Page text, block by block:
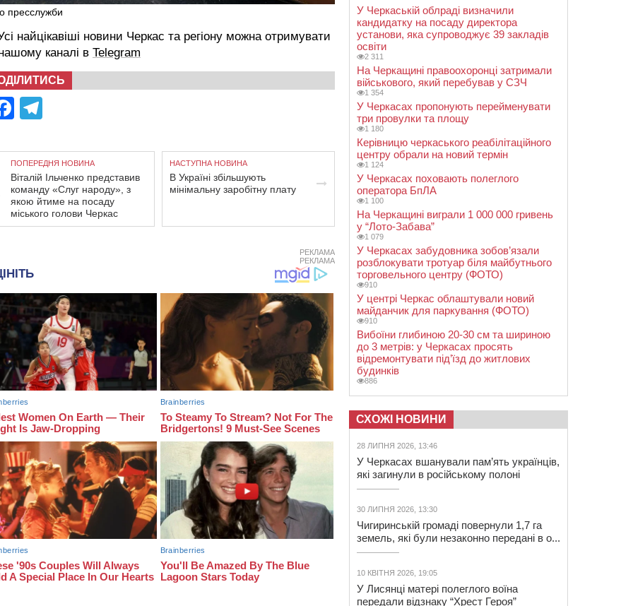
пресслужби
найцікавіші новини Черкас та регіону можна отримувати
каналі в Telegram
Facebook
ПОПЕРЕДНЯ НОВИНА
Віталій Ільченко представив
команду «Слуг народу», з
якою йтиме на посаду
міського голови Черкас
НАСТУПНА НОВИНА
В Україні збільшують
мінімальну заробітну плату
РЕКЛАМА
РЕКЛАМА
У Черкаській облраді визначили
кандидатку на посаду директора
установи, яка супроводжує 39 закладів
освіти
2 311
На Черкащині правоохоронці затримали
військового, який перебував у СЗЧ
1 354
У Черкасах пропонують перейменувати
три провулки та площу
1 180
Керівницю черкаського реабілітаційного
центру обрали на новий термін
1 124
У Черкасах поховають полеглого
оператора БпЛА
1 100
На Черкащині виграли 1 000 000 гривень
у “Лото-Забава”
1 079
У Черкасах забудовника зобов’язали
розблокувати тротуар біля майбутнього
торговельного центру (ФОТО)
910
У центрі Черкас облаштували новий
майданчик для паркування (ФОТО)
910
Вибоїни глибиною 20-30 см та шириною
до 3 метрів: у Черкасах просять
відремонтувати під’їзд до житлових
будинків
886
СХОЖІ НОВИНИ
28 ЛИПНЯ 2026, 13:46
У Черкасах вшанували пам’ять українців,
які загинули в російському полоні
30 ЛИПНЯ 2026, 13:30
Чигиринській громаді повернули 1,7 га
земель, які були незаконно передані в о...
10 КВІТНЯ 2026, 19:05
У Лисянці матері полеглого воїна
передали відзнаку “Хрест Героя”